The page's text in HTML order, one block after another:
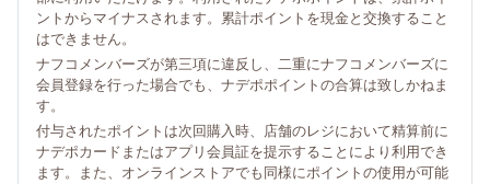
ントからマイナスされます。累計ポイントを現金と交換すること
はできません。
ナフコメンバーズが第三項に違反し、二重にナフコメンバーズに
会員登録を行った場合でも、ナデポポイントの合算は致しかねま
す。
付与されたポイントは次回購入時、店舗のレジにおいて精算前に
ナデポカードまたはアプリ会員証を提示することにより利用でき
ます。また、オンラインストアでも同様にポイントの使用が可能